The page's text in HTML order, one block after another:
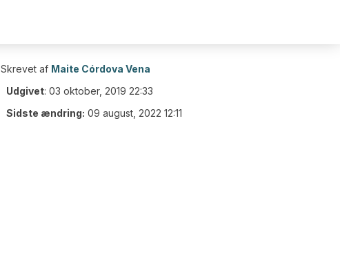
Skrevet af Maite Córdova Vena
Udgivet: 03 oktober, 2019 22:33
Sidste ændring: 09 august, 2022 12:11